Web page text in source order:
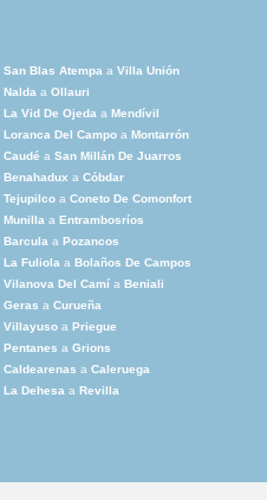
San Blas Atempa a Villa Unión
Nalda a Ollauri
La Vid De Ojeda a Mendívil
Loranca Del Campo a Montarrón
Caudé a San Millán De Juarros
Benahadux a Cóbdar
Tejupilco a Coneto De Comonfort
Munilla a Entrambosríos
Barcula a Pozancos
La Fuliola a Bolaños De Campos
Vilanova Del Camí a Beniali
Geras a Curueña
Villayuso a Priegue
Pentanes a Grions
Caldearenas a Caleruega
La Dehesa a Revilla